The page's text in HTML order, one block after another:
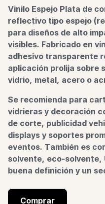
Vinilo Espejo Plata de
reflectivo tipo espejo
para diseños de alto
visibles. Fabricado en
adhesivo transparente
aplicación prolija sobre
vidrio, metal, acero o
Se recomienda para
vidrieras y decoración
de corte, publicidad
displays y soportes
eventos. También es
solvente, eco-
buena definición y un
Comprar